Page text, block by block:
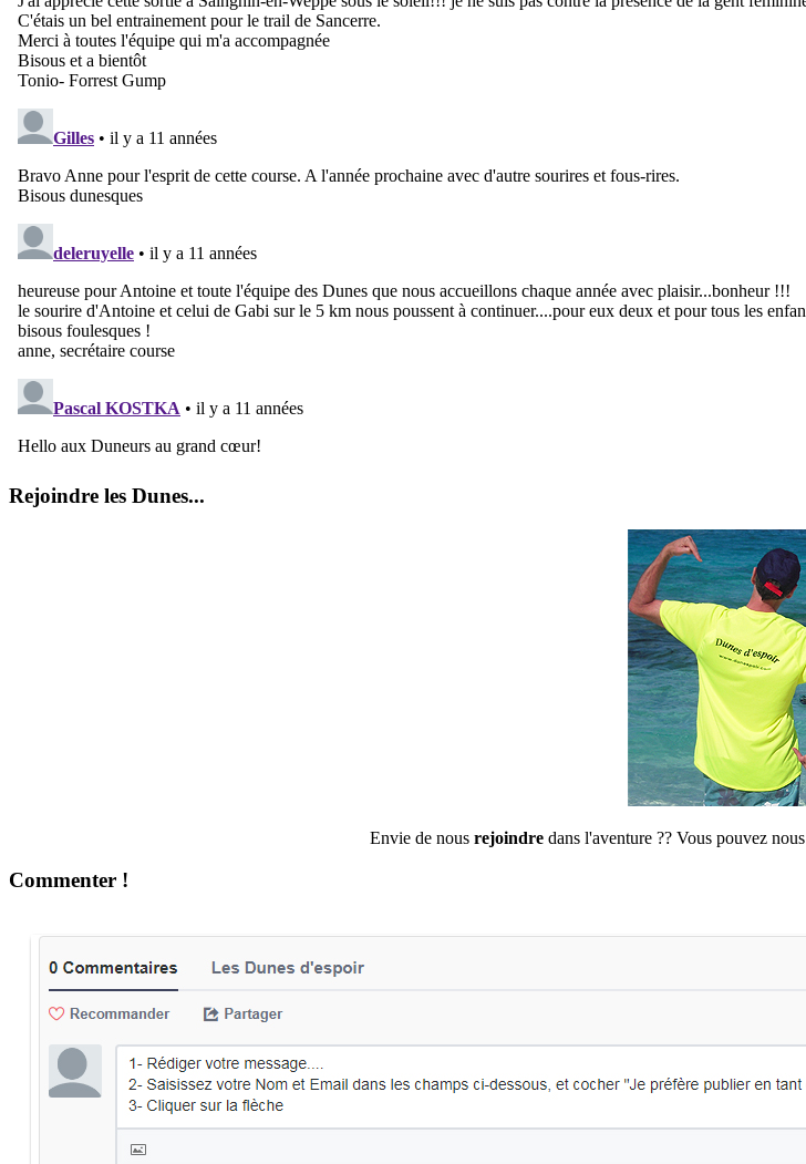
Rejoindre les Dunes...
Envie de nous rejoindre dans l'aventure ?? Vous pouvez nous
Commenter !